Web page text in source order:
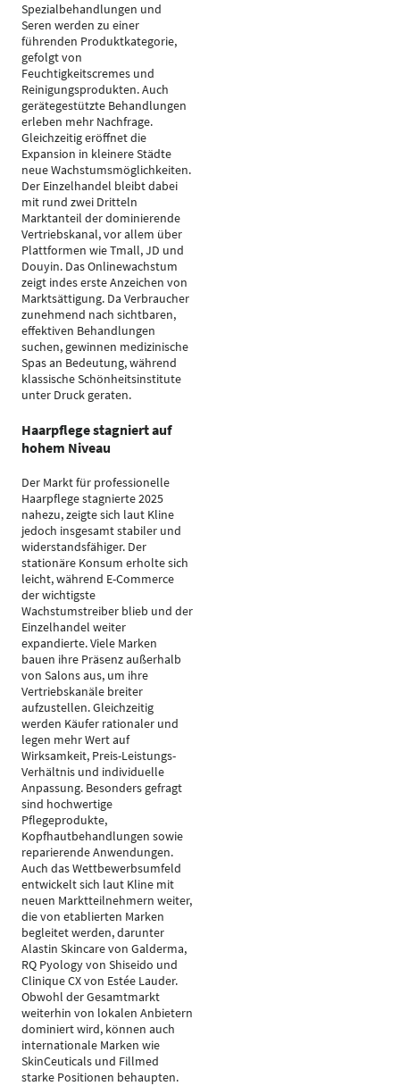
Spezialbehandlungen und
Seren werden zu einer
führenden Produktkategorie,
gefolgt von
Feuchtigkeitscremes und
Reinigungsprodukten. Auch
gerätegestützte Behandlungen
erleben mehr Nachfrage.
Gleichzeitig eröffnet die
Expansion in kleinere Städte
neue Wachstumsmöglichkeiten.
Der Einzelhandel bleibt dabei
mit rund zwei Dritteln
Marktanteil der dominierende
Vertriebskanal, vor allem über
Plattformen wie Tmall, JD und
Douyin. Das Onlinewachstum
zeigt indes erste Anzeichen von
Marktsättigung. Da Verbraucher
zunehmend nach sichtbaren,
effektiven Behandlungen
suchen, gewinnen medizinische
Spas an Bedeutung, während
klassische Schönheitsinstitute
unter Druck geraten.
Haarpflege stagniert auf
hohem Niveau
Der Markt für professionelle
Haarpflege stagnierte 2025
nahezu, zeigte sich laut Kline
jedoch insgesamt stabiler und
widerstandsfähiger. Der
stationäre Konsum erholte sich
leicht, während E-Commerce
der wichtigste
Wachstumstreiber blieb und der
Einzelhandel weiter
expandierte. Viele Marken
bauen ihre Präsenz außerhalb
von Salons aus, um ihre
Vertriebskanäle breiter
aufzustellen. Gleichzeitig
werden Käufer rationaler und
legen mehr Wert auf
Wirksamkeit, Preis-Leistungs-
Verhältnis und individuelle
Anpassung. Besonders gefragt
sind hochwertige
Pflegeprodukte,
Kopfhautbehandlungen sowie
reparierende Anwendungen.
Auch das Wettbewerbsumfeld
entwickelt sich laut Kline mit
neuen Marktteilnehmern weiter,
die von etablierten Marken
begleitet werden, darunter
Alastin Skincare von Galderma,
RQ Pyology von Shiseido und
Clinique CX von Estée Lauder.
Obwohl der Gesamtmarkt
weiterhin von lokalen Anbietern
dominiert wird, können auch
internationale Marken wie
SkinCeuticals und Fillmed
starke Positionen behaupten.